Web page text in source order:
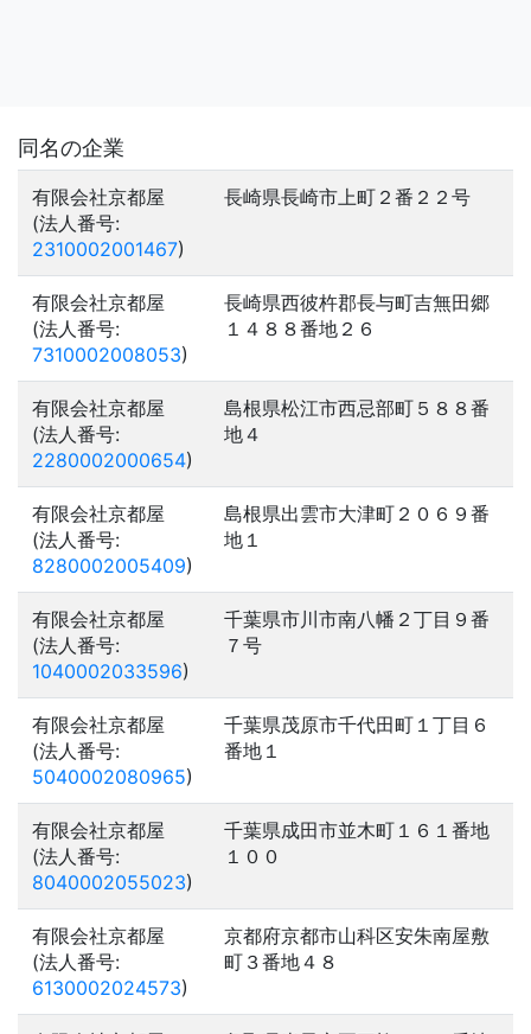
同名の企業
有限会社京都屋
(法人番号:
2310002001467)
長崎県長崎市上町２番２２号
有限会社京都屋
(法人番号:
7310002008053)
長崎県西彼杵郡長与町吉無田郷
１４８８番地２６
有限会社京都屋
(法人番号:
2280002000654)
島根県松江市西忌部町５８８番
地４
有限会社京都屋
(法人番号:
8280002005409)
島根県出雲市大津町２０６９番
地１
有限会社京都屋
(法人番号:
1040002033596)
千葉県市川市南八幡２丁目９番
７号
有限会社京都屋
(法人番号:
5040002080965)
千葉県茂原市千代田町１丁目６
番地１
有限会社京都屋
(法人番号:
8040002055023)
千葉県成田市並木町１６１番地
１００
有限会社京都屋
(法人番号:
6130002024573)
京都府京都市山科区安朱南屋敷
町３番地４８